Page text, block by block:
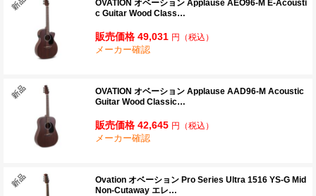
OVATION オベーション Applause AEO96-M E-Acousti
c Guitar Wood Class…
販売価格 49,031 円 （税込）
メーカー確認
OVATION オベーション Applause AAD96-M Acoustic
Guitar Wood Classic…
販売価格 42,645 円 （税込）
メーカー確認
Ovation オベーション Pro Series Ultra 1516 YS-G Mid
Non-Cutaway エレ…